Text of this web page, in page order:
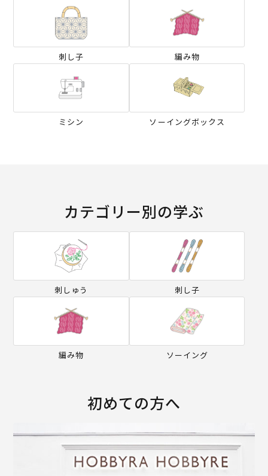
刺し子 編み物
ミシン ソーイングボックス
カテゴリー別の学ぶ
刺しゅう 刺し子
編み物 ソーイング
初めての方へ